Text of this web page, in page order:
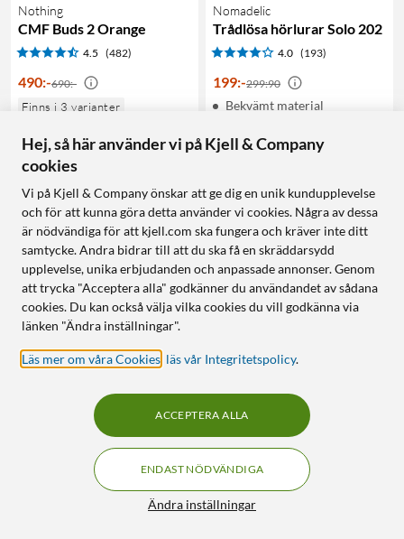
Nothing
CMF Buds 2 Orange
4.5 (482)
490:-690:-
Finns i 3 varianter
brusreducering (ANC)
Imponerande ljudkvalitet
Lång batteritid och
snabbladdning
Online 20+ st
Nomadelic
Trådlösa hörlurar Solo 202
4.0 (193)
199:-299:90
Bekvämt material
AUX-kabel
Online 100+ st
SPARA 5500KR
X10 Pro Omni
30 MEDLEMSPRIS
Luxorparts
Portabel miniskrivare
Hej, så här använder vi på Kjell & Company
cookies
Vi på Kjell & Company önskar att ge dig en unik kundupplevelse
och för att kunna göra detta använder vi cookies. Några av dessa
är nödvändiga för att kjell.com ska fungera och kräver inte ditt
samtycke. Andra bidrar till att du ska få en skräddarsydd
upplevelse, unika erbjudanden och anpassade annonser. Genom
att trycka "Acceptera alla" godkänner du användandet av sådana
cookies. Du kan också välja vilka cookies du vill godkänna via
länken "Ändra inställningar".
Läs mer om våra Cookies läs vår Integritetspolicy.
Ändra inställningar
ENDAST NÖDVÄNDIGA
ACCEPTERA ALLA